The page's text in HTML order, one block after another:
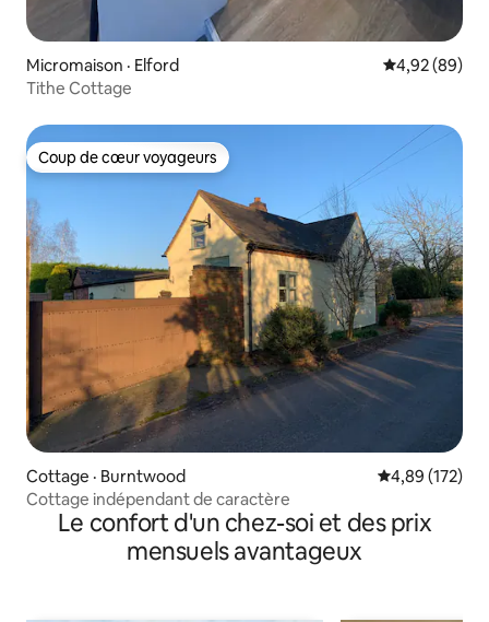
Micromaison · Elford Note
4,92 (89)
Tithe Cottage
Coup de cœur voyageurs
Coup de cœur voyageurs
Cottage · Burntwood Note
4,89 (172)
Cottage indépendant de caractère
Le confort d'un chez-soi et des prix
mensuels avantageux